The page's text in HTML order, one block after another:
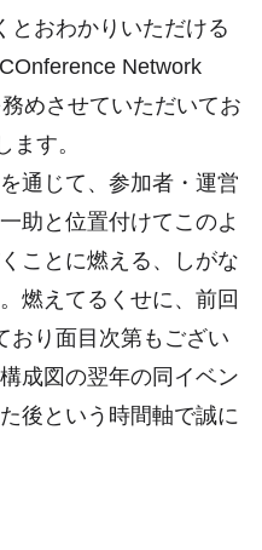
とおわかりいただける
Network
めさせていただいてお
ます。
通じて、参加者・運営
助と位置付けてこのよ
ことに燃える、しがな
燃えてるくせに、前回
おり面目次第もござい
成図の翌年の同イベン
後という時間軸で誠に